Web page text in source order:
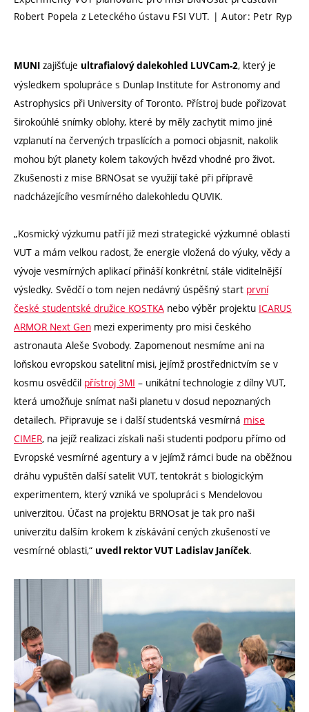
Robert Popela z Leteckého ústavu FSI VUT. | Autor: Petr Ryp
MUNI zajišťuje ultrafialový dalekohled LUVCam-2, který je
výsledkem spolupráce s Dunlap Institute for Astronomy and
Astrophysics při University of Toronto. Přístroj bude pořizovat
širokoúhlé snímky oblohy, které by měly zachytit mimo jiné
vzplanutí na červených trpaslících a pomoci objasnit, nakolik
mohou být planety kolem takových hvězd vhodné pro život.
Zkušenosti z mise BRNOsat se využijí také při přípravě
nadcházejícího vesmírného dalekohledu QUVIK.
„Kosmický výzkumu patří již mezi strategické výzkumné oblasti
VUT a mám velkou radost, že energie vložená do výuky, vědy a
vývoje vesmírných aplikací přináší konkrétní, stále viditelnější
výsledky. Svědčí o tom nejen nedávný úspěšný start první
české studentské družice KOSTKA nebo výběr projektu ICARUS
ARMOR Next Gen mezi experimenty pro misi českého
astronauta Aleše Svobody. Zapomenout nesmíme ani na
loňskou evropskou satelitní misi, jejímž prostřednictvím se v
kosmu osvědčil přístroj 3MI – unikátní technologie z dílny VUT,
která umožňuje snímat naši planetu v dosud nepoznaných
detailech. Připravuje se i další studentská vesmírná mise
CIMER, na jejíž realizaci získali naši studenti podporu přímo od
Evropské vesmírné agentury a v jejímž rámci bude na oběžnou
dráhu vypuštěn další satelit VUT, tentokrát s biologickým
experimentem, který vzniká ve spolupráci s Mendelovou
univerzitou. Účast na projektu BRNOsat je tak pro naši
univerzitu dalším krokem k získávání cených zkušeností ve
vesmírné oblasti,“ uvedl rektor VUT Ladislav Janíček.